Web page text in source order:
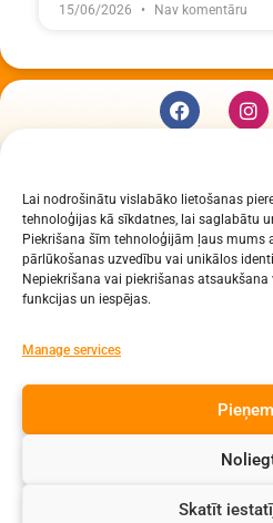
Lai nodrošinātu vislabāko lietošanas
tehnoloģijas kā sīkdatnes, lai saglabātu
Piekrišana šīm tehnoloģijām ļaus mums
pārlūkošanas uzvedību vai unikālos
Nepiekrišana vai piekrišanas
funkcijas un iespējas.
Manage services
Skatīt
15/06/2026 Nav komentāru
Daugavpils
Raiņa iela 30,
Reģ. Nr.
Daugavpils valstspilsētas
tālr. Direktors:
Lietvedis:
Visas tiesības